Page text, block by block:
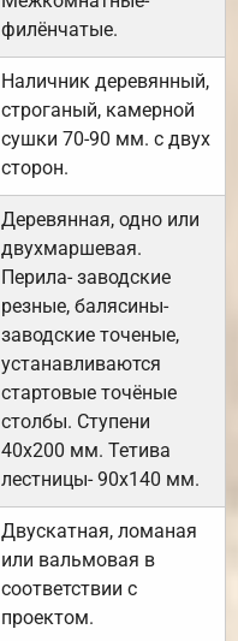
филёнчатые.
Наличник деревянный,
строганый, камерной
сушки 70-90 мм. с двух
сторон.
Деревянная, одно или
двухмаршевая.
Перила- заводские
резные, балясины-
заводские точеные,
устанавливаются
стартовые точёные
столбы. Ступени
40х200 мм. Тетива
лестницы- 90х140 мм.
Двускатная, ломаная
или вальмовая в
соответствии с
проектом.